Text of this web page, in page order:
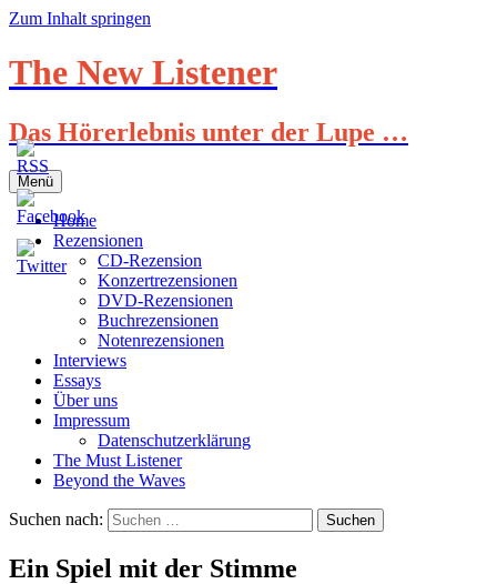
Zum Inhalt springen
The New Listener
Das Hörerlebnis unter der Lupe …
Menü
Home
Rezensionen
CD-Rezension
Konzertrezensionen
DVD-Rezensionen
Buchrezensionen
Notenrezensionen
Interviews
Essays
Über uns
Impressum
Datenschutzerklärung
The Must Listener
Beyond the Waves
Suchen nach:
Ein Spiel mit der Stimme